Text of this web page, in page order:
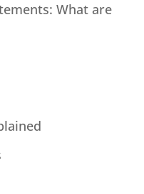
What are